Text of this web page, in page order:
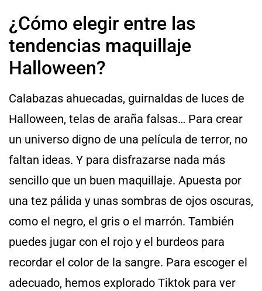
¿Cómo elegir entre las
tendencias maquillaje
Halloween?
Calabazas ahuecadas, guirnaldas de luces de
Halloween, telas de araña falsas… Para crear
un universo digno de una película de terror, no
faltan ideas. Y para disfrazarse nada más
sencillo que un buen maquillaje. Apuesta por
una tez pálida y unas sombras de ojos oscuras,
como el negro, el gris o el marrón. También
puedes jugar con el rojo y el burdeos para
recordar el color de la sangre. Para escoger el
adecuado, hemos explorado Tiktok para ver